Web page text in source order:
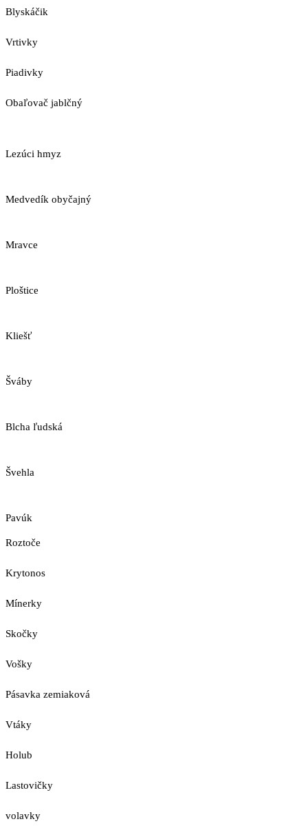
Blyskáčik
Vrtivky
Piadivky
Obaľovač jablčný
Lezúci hmyz
Medvedík obyčajný
Mravce
Ploštice
Kliešť
Šváby
Blcha ľudská
Švehla
Pavúk
Roztoče
Krytonos
Mínerky
Skočky
Vošky
Pásavka zemiaková
Vtáky
Holub
Lastovičky
volavky